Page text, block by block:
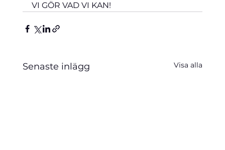
VI GÖR VAD VI KAN!
Senaste inlägg Visa alla